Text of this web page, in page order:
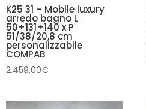
K25 31 – Mobile luxury
arredo bagno L
50+131+140 x P
51/38/20,8 cm
personalizzabile
COMPAB
2.459,00€